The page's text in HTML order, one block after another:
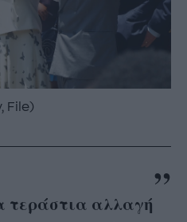
File)
τεράστια αλλαγή